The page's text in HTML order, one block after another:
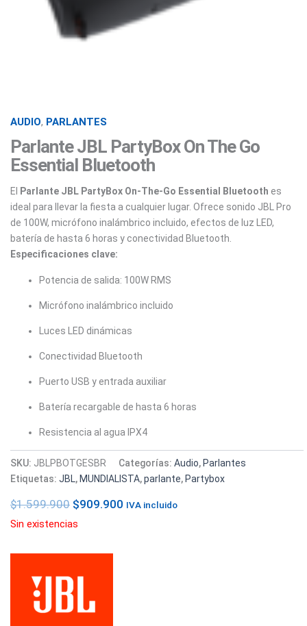
AUDIO, PARLANTES
Parlante JBL PartyBox On The Go
Essential Bluetooth
El Parlante JBL PartyBox On-The-Go Essential Bluetooth es
ideal para llevar la fiesta a cualquier lugar. Ofrece sonido JBL Pro
de 100W, micrófono inalámbrico incluido, efectos de luz LED,
batería de hasta 6 horas y conectividad Bluetooth.
Especificaciones clave:
Potencia de salida: 100W RMS
Micrófono inalámbrico incluido
Luces LED dinámicas
Conectividad Bluetooth
Puerto USB y entrada auxiliar
Batería recargable de hasta 6 horas
Resistencia al agua IPX4
SKU: JBLPBOTGESBR Categorías: Audio, Parlantes
Etiquetas: JBL, MUNDIALISTA,parlante, Partybox
$1.599.900 $909.900 IVA incluido
Sin existencias